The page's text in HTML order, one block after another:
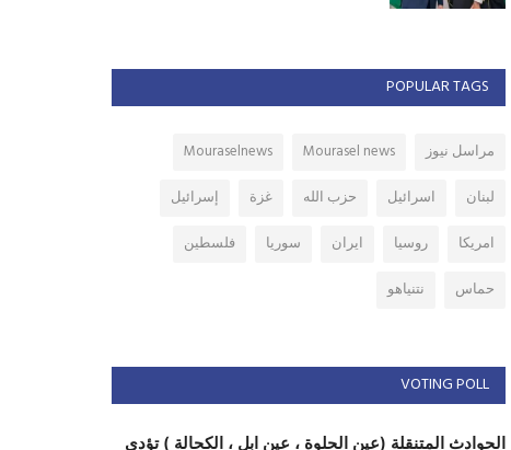
POPULAR TAGS
مراسل نيوز Mourasel news
Mouraselnews
لبنان
اسرائيل حزب الله غزة
إسرائيل
امريكا
روسيا ايران سوريا
فلسطين
حماس
نتنياهو
VOTING POLL
الحوادث المتنقلة (عين الحلوة ، عين ابل ، الكحالة ) تؤدي